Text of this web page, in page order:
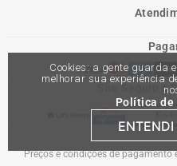
Cookies: a gente
melhorar sua experiência
Política de
ENTENDI
Site Seguro e
Preços e condições de